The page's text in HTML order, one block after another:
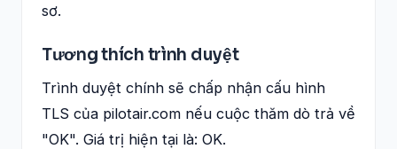
sơ.
Tương thích trình duyệt
Trình duyệt chính sẽ chấp nhận cấu hình
TLS của pilotair.com nếu cuộc thăm dò trả về
"OK". Giá trị hiện tại là: OK.